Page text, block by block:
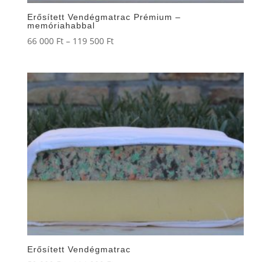
Erősített Vendégmatrac Prémium –
memóriahabbal
66 000 Ft – 119 500 FtÁrtartomány:
-
119
500 Ft
Erősített Vendégmatrac